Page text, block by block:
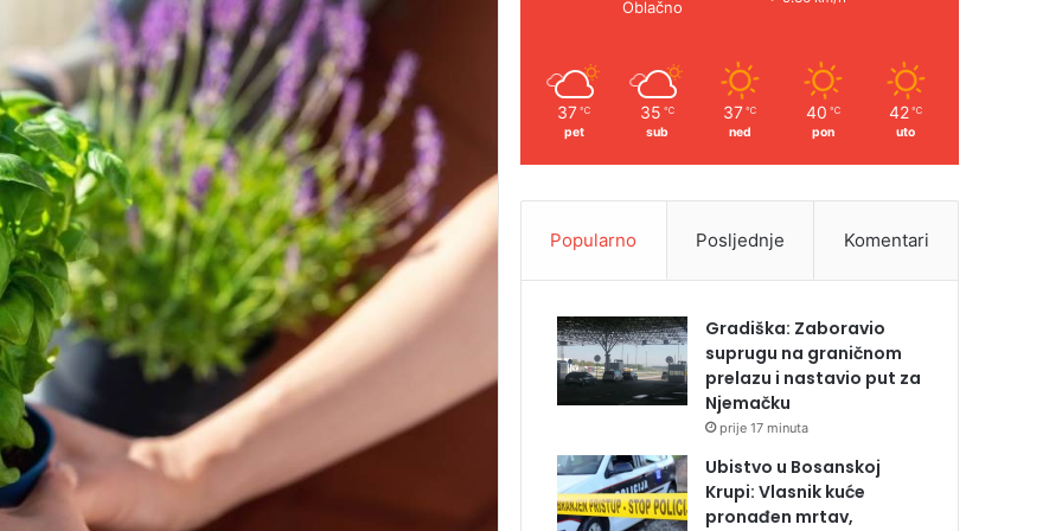
Oblačno
37 ℃
pet
35 ℃
sub
37 ℃
ned
40 ℃
pon
42 ℃
uto
Popularno Posljednje Komentari
Gradiška: Zaboravio
suprugu na graničnom
prelazu i nastavio put za
Njemačku
prije 17 minuta
Ubistvo u Bosanskoj
Krupi: Vlasnik kuće
pronađen mrtav,